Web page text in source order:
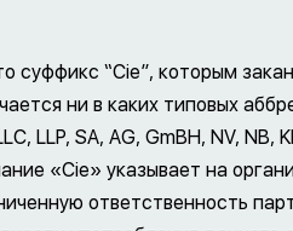
суффикс “Cie”, которым
ни в каких типовых
LLP, SA, AG, GmBH, NV, NB,
«Cie» указывает на
ответственность